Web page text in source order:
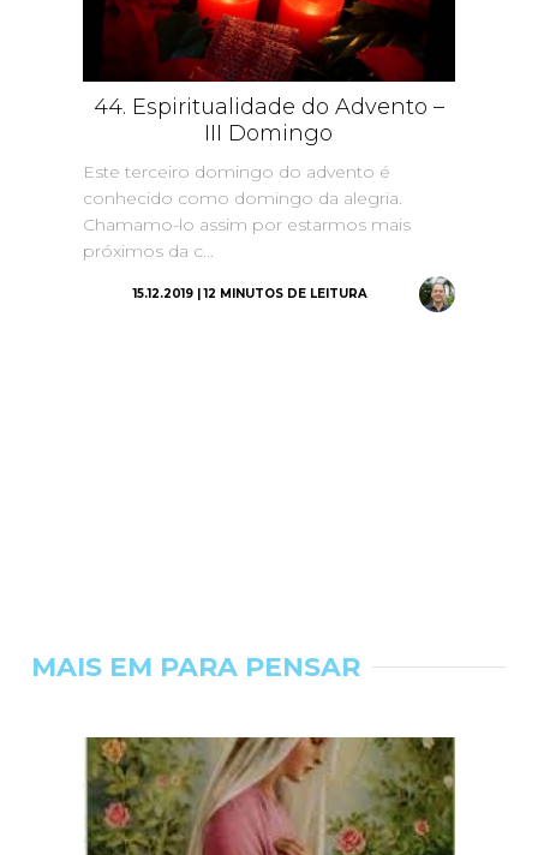
44. Espiritualidade do Advento –
III Domingo
Este terceiro domingo do advento é
conhecido como domingo da alegria.
Chamamo-lo assim por estarmos mais
próximos da c...
15.12.2019 | 12 MINUTOS DE LEITURA
MAIS EM PARA PENSAR